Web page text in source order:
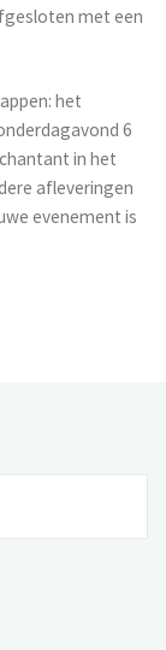
met een
het
6
in het
afleveringen
evenement is